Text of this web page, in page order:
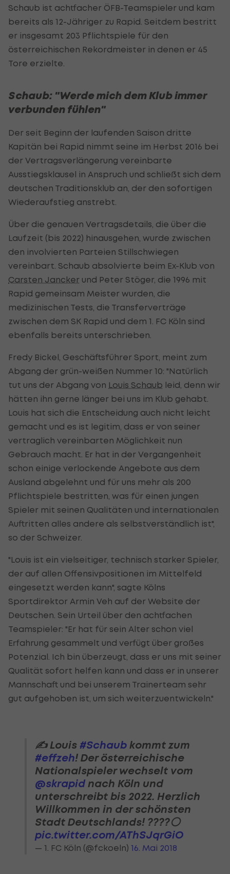
Schaub ist achtfacher ÖFB-Teamspieler und kam
bereits als 12-Jähriger zu Rapid. Seitdem bestritt
er insgesamt 203 Pflichtspiele für den
österreichischen Rekordmeister in denen er 45
Tore erzielte.
Schaub: "Werde mich dem Klub immer
verbunden fühlen"
Der seit Beginn der laufenden Saison dritte
Kapitän bei Rapid nimmt seine im Herbst 2016 bei
der Vertragsverlängerung vereinbarte
Ausstiegsklausel in Anspruch und schließt sich dem
deutschen Traditionsklub an, der den sofortigen
Wiederaufstieg anstrebt.
Über die genauen Vertragsdetails, die über die
Laufzeit (bis 2022) hinausgehen, wurde zwischen
den involvierten Parteien Stillschwiegen
vereinbart. Schaub absolvierte beim Ex-Klub von
Carsten Jancker und Peter Stöger, die 1996 mit
Rapid gemeinsam Meister wurden, die
medizinischen Tests, die Transferverträge
zwischen dem SK Rapid und dem 1. FC Köln sind
ebenfalls bereits unterschrieben.
Fredy Bickel, Geschäftsführer Sport, meint zum
Abgang der grün-weißen Nummer 10: "Natürlich
tut uns der Abgang von Louis Schaub leid, denn wir
hätten ihn gerne länger bei uns im Klub gehabt.
Louis hat sich die Entscheidung auch nicht leicht
gemacht und es ist legitim, dass er von seiner
vertraglich vereinbarten Möglichkeit nun
Gebrauch macht. Er hat in der Vergangenheit
schon einige verlockende Angebote aus dem
Ausland abgelehnt und für uns mehr als 200
Pflichtspiele bestritten, was für einen jungen
Spieler mit seinen Qualitäten und internationalen
Auftritten alles andere als selbstverständlich ist",
so der Schweizer.
"Louis ist ein vielseitiger, technisch starker Spieler,
der auf allen Offensivpositionen im Mittelfeld
eingesetzt werden kann", sagte Kölns
Sportdirektor Armin Veh auf der Website der
Deutschen. Sein Urteil über den achtfachen
Teamspieler: "Er hat für sein Alter schon viel
Erfahrung gesammelt und verfügt über großes
Potenzial. Ich bin überzeugt, dass er uns mit seiner
Qualität sofort helfen kann und dass er in unserer
Mannschaft und bei unserem Trainerteam sehr
gut aufgehoben ist, um sich weiterzuentwickeln."
✍️ Louis #Schaub kommt zum
#effzeh! Der österreichische
Nationalspieler wechselt vom
@skrapid nach Köln und
unterschreibt bis 2022. Herzlich
Willkommen in der schönsten
Stadt Deutschlands! ????⚪️
pic.twitter.com/AThSJqrGiO
— 1. FC Köln (@fckoeln) 16. Mai 2018